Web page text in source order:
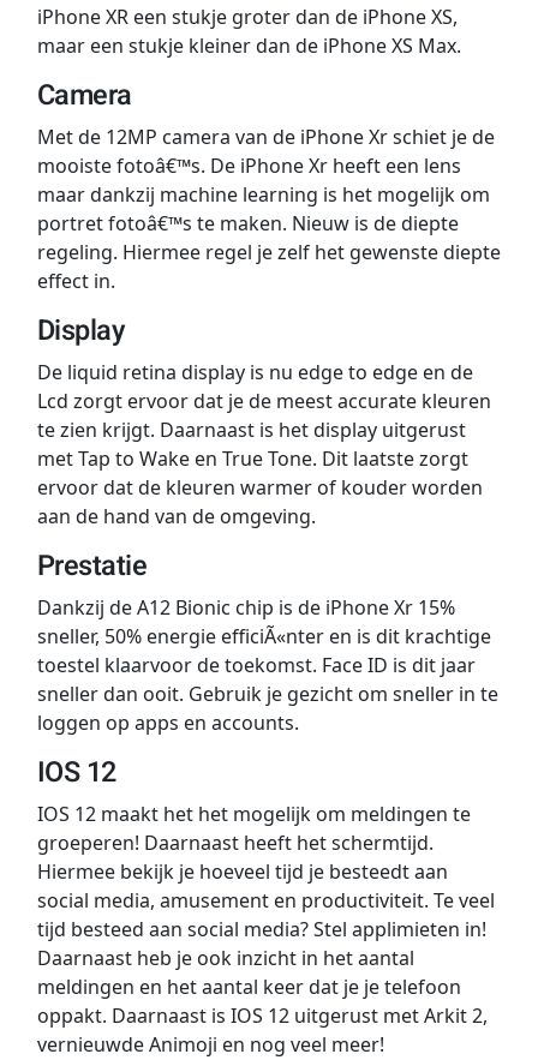
iPhone XR een stukje groter dan de iPhone XS,
maar een stukje kleiner dan de iPhone XS Max.
Camera
Met de 12MP camera van de iPhone Xr schiet je de
mooiste fotoâ€™s. De iPhone Xr heeft een lens
maar dankzij machine learning is het mogelijk om
portret fotoâ€™s te maken. Nieuw is de diepte
regeling. Hiermee regel je zelf het gewenste diepte
effect in.
Display
De liquid retina display is nu edge to edge en de
Lcd zorgt ervoor dat je de meest accurate kleuren
te zien krijgt. Daarnaast is het display uitgerust
met Tap to Wake en True Tone. Dit laatste zorgt
ervoor dat de kleuren warmer of kouder worden
aan de hand van de omgeving.
Prestatie
Dankzij de A12 Bionic chip is de iPhone Xr 15%
sneller, 50% energie efficiÃ«nter en is dit krachtige
toestel klaarvoor de toekomst. Face ID is dit jaar
sneller dan ooit. Gebruik je gezicht om sneller in te
loggen op apps en accounts.
IOS 12
IOS 12 maakt het het mogelijk om meldingen te
groeperen! Daarnaast heeft het schermtijd.
Hiermee bekijk je hoeveel tijd je besteedt aan
social media, amusement en productiviteit. Te veel
tijd besteed aan social media? Stel applimieten in!
Daarnaast heb je ook inzicht in het aantal
meldingen en het aantal keer dat je je telefoon
oppakt. Daarnaast is IOS 12 uitgerust met Arkit 2,
vernieuwde Animoji en nog veel meer!